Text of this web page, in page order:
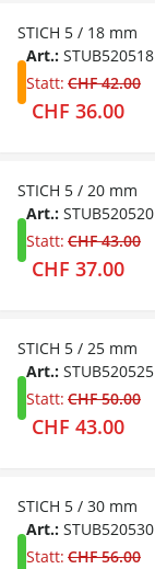
STICH 5 / 18 mm
Art.: STUB520518
Statt: CHF 42.00
CHF 36.00
STICH 5 / 20 mm
Art.: STUB520520
Statt: CHF 43.00
CHF 37.00
STICH 5 / 25 mm
Art.: STUB520525
Statt: CHF 50.00
CHF 43.00
STICH 5 / 30 mm
Art.: STUB520530
Statt: CHF 56.00